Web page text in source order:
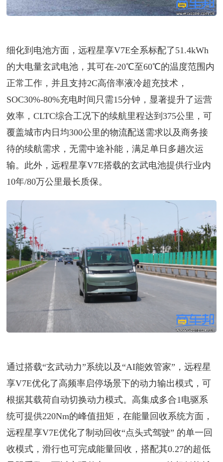
细化到电池方面，远程星享V7E全系标配了51.4kWh
的大电量玄武电池，其可在-20℃至60℃的温度范围内
正常工作，并且支持2C高倍率液冷超充技术，
SOC30%-80%充电时间只需15分钟，显著提升了运营
效率，CLTC综合工况下的续航里程达到375公里，可
覆盖城市内日均300公里的物流配送需求以及商务接
待的续航需求，无需中途补能，满足单日多趟次运
输。此外，远程星享V7E搭载的玄武电池提供行业内
10年/80万公里最长质保。
通过搭载“玄武动力”系统以及“AI能效管家”，远程星
享V7E优化了高频率启停场景下的动力输出模式，可
根据其载荷自动切换动力模式。高集成多合1电驱系
统可提供220Nm的峰值扭矩，在能量回收系统方面，
远程星享V7E优化了制动回收“点头式驾驶” 的单一回
收模式，滑行也可完成能量回收，搭配其0.27的超低